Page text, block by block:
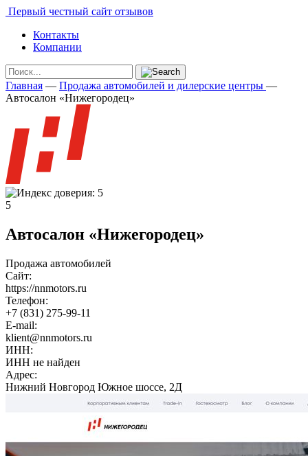
Первый честный сайт отзывов
Контакты
Компании
Главная — Продажа автомобилей и дилерские центры —
Автосалон «Нижегородец»
5
Автосалон «Нижегородец»
Продажа автомобилей
Сайт:
https://nnmotors.ru
Телефон:
+7 (831) 275-99-11
E-mail:
klient@nnmotors.ru
ИНН:
ИНН не найден
Адрес:
Нижний Новгород Южное шоссе, 2Д